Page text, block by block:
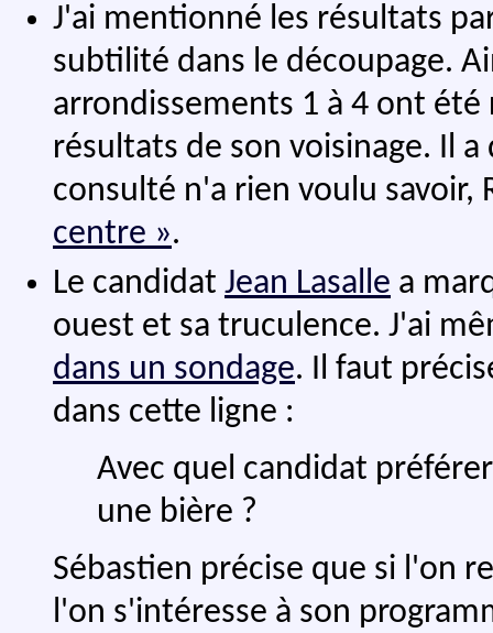
J'ai mentionné les résultats
subtilité dans le découpage.
arrondissements 1 à 4 ont
résultats de son voisinage. Il
consulté n'a rien voulu
centre ».
Le candidat Jean Lasalle a
ouest et sa truculence. J'ai
dans un sondage. Il faut
dans cette ligne :
Avec quel candidat
une bière ?
Sébastien précise que si l'on
l'on s'intéresse à son